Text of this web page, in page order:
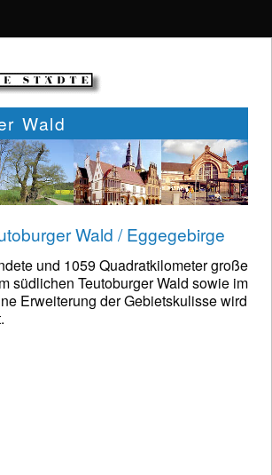
Wald
Wald / Eggegebirge
und 1059 Quadratkilometer große
südlichen Teutoburger Wald sowie im
Erweiterung der Gebietskulisse wird